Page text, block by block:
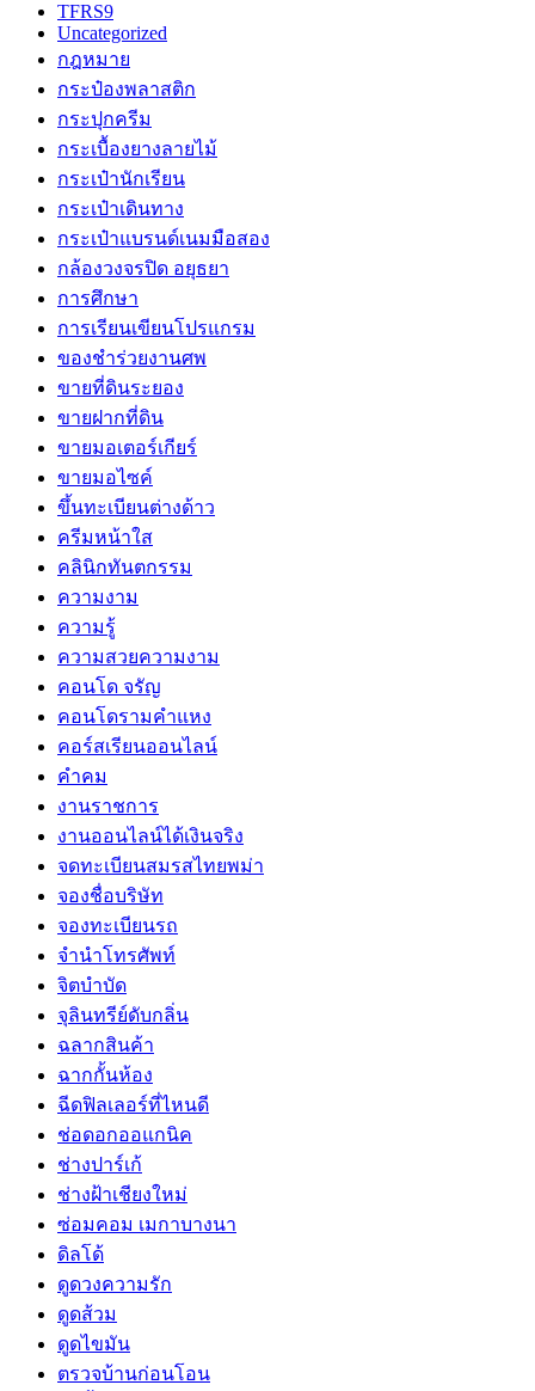
TFRS9
Uncategorized
กฎหมาย
กระป๋องพลาสติก
กระปุกครีม
กระเบื้องยางลายไม้
กระเป๋านักเรียน
กระเป๋าเดินทาง
กระเป๋าแบรนด์เนมมือสอง
กล้องวงจรปิด อยุธยา
การศึกษา
การเรียนเขียนโปรแกรม
ของชำร่วยงานศพ
ขายที่ดินระยอง
ขายฝากที่ดิน
ขายมอเตอร์เกียร์
ขายมอไซค์
ขึ้นทะเบียนต่างด้าว
ครีมหน้าใส
คลินิกทันตกรรม
ความงาม
ความรู้
ความสวยความงาม
คอนโด จรัญ
คอนโดรามคำแหง
คอร์สเรียนออนไลน์
คำคม
งานราชการ
งานออนไลน์ได้เงินจริง
จดทะเบียนสมรสไทยพม่า
จองชื่อบริษัท
จองทะเบียนรถ
จำนำโทรศัพท์
จิตบำบัด
จุลินทรีย์ดับกลิ่น
ฉลากสินค้า
ฉากกั้นห้อง
ฉีดฟิลเลอร์ที่ไหนดี
ช่อดอกออแกนิค
ช่างปาร์เก้
ช่างฝ้าเชียงใหม่
ซ่อมคอม เมกาบางนา
ดิลโด้
ดูดวงความรัก
ดูดส้วม
ดูดไขมัน
ตรวจบ้านก่อนโอน